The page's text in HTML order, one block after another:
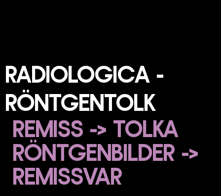
RADIOLOGICA -
RÖNTGENTOLK
REMISS -> TOLKA
RÖNTGENBILDER ->
REMISSVAR